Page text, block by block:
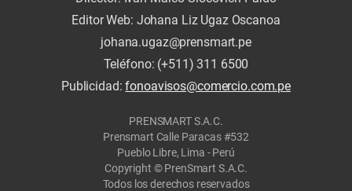
Editor Web: Johana Liz Ugaz Oscanoa
johana.ugaz@prensmart.pe
Teléfono: (+511) 311 6500
Publicidad:fonoavisos@comercio.com.pe
PRENSMART S.A.C.
Prensmart Calle Paracas #532
Pueblo Libre, Lima - Perú
Copyright © PrenSmart S.A.C.
Todos los derechos reservados